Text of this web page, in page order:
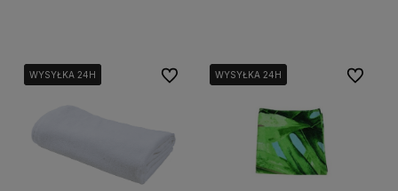
WYSYŁKA 24H
WYSYŁKA 24H
WYSYŁKA 24H Do ulubionychWYSYŁKA 24H
WYSYŁKA 24H Do